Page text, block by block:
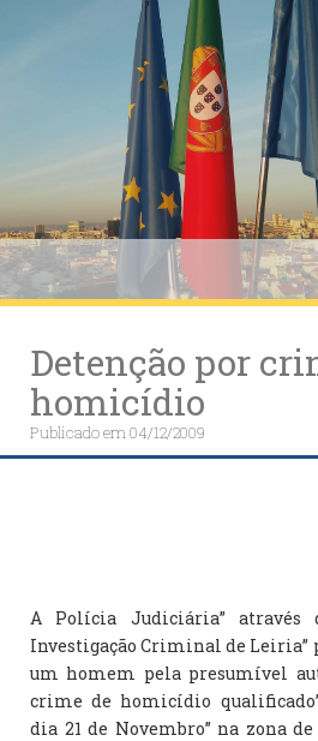
Detenção por
homicídio
Publicado em04/12/2009
A Polícia Judiciária” através
Investigação Criminal de Leiria”
um homem pela presumível
crime de homicídio
dia 21 de Novembro” na zona